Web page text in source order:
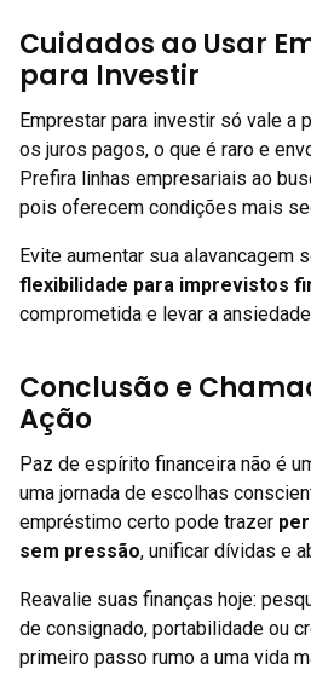
Cuidados ao Usar
para Investir
Emprestar para investir só vale a
os juros pagos, o que é raro e
Prefira linhas empresariais ao
pois oferecem condições mais
Evite aumentar sua alavancagem
flexibilidade para imprevistos
comprometida e levar a
Conclusão e
Ação
Paz de espírito financeira não é
uma jornada de escolhas
empréstimo certo pode trazer
sem pressão, unificar dívidas e
Reavalie suas finanças hoje:
de consignado, portabilidade ou
primeiro passo rumo a uma vida